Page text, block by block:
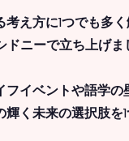
え方に1つでも多
ニーで立ち上げま
イベントや語学
く未来の選択肢を